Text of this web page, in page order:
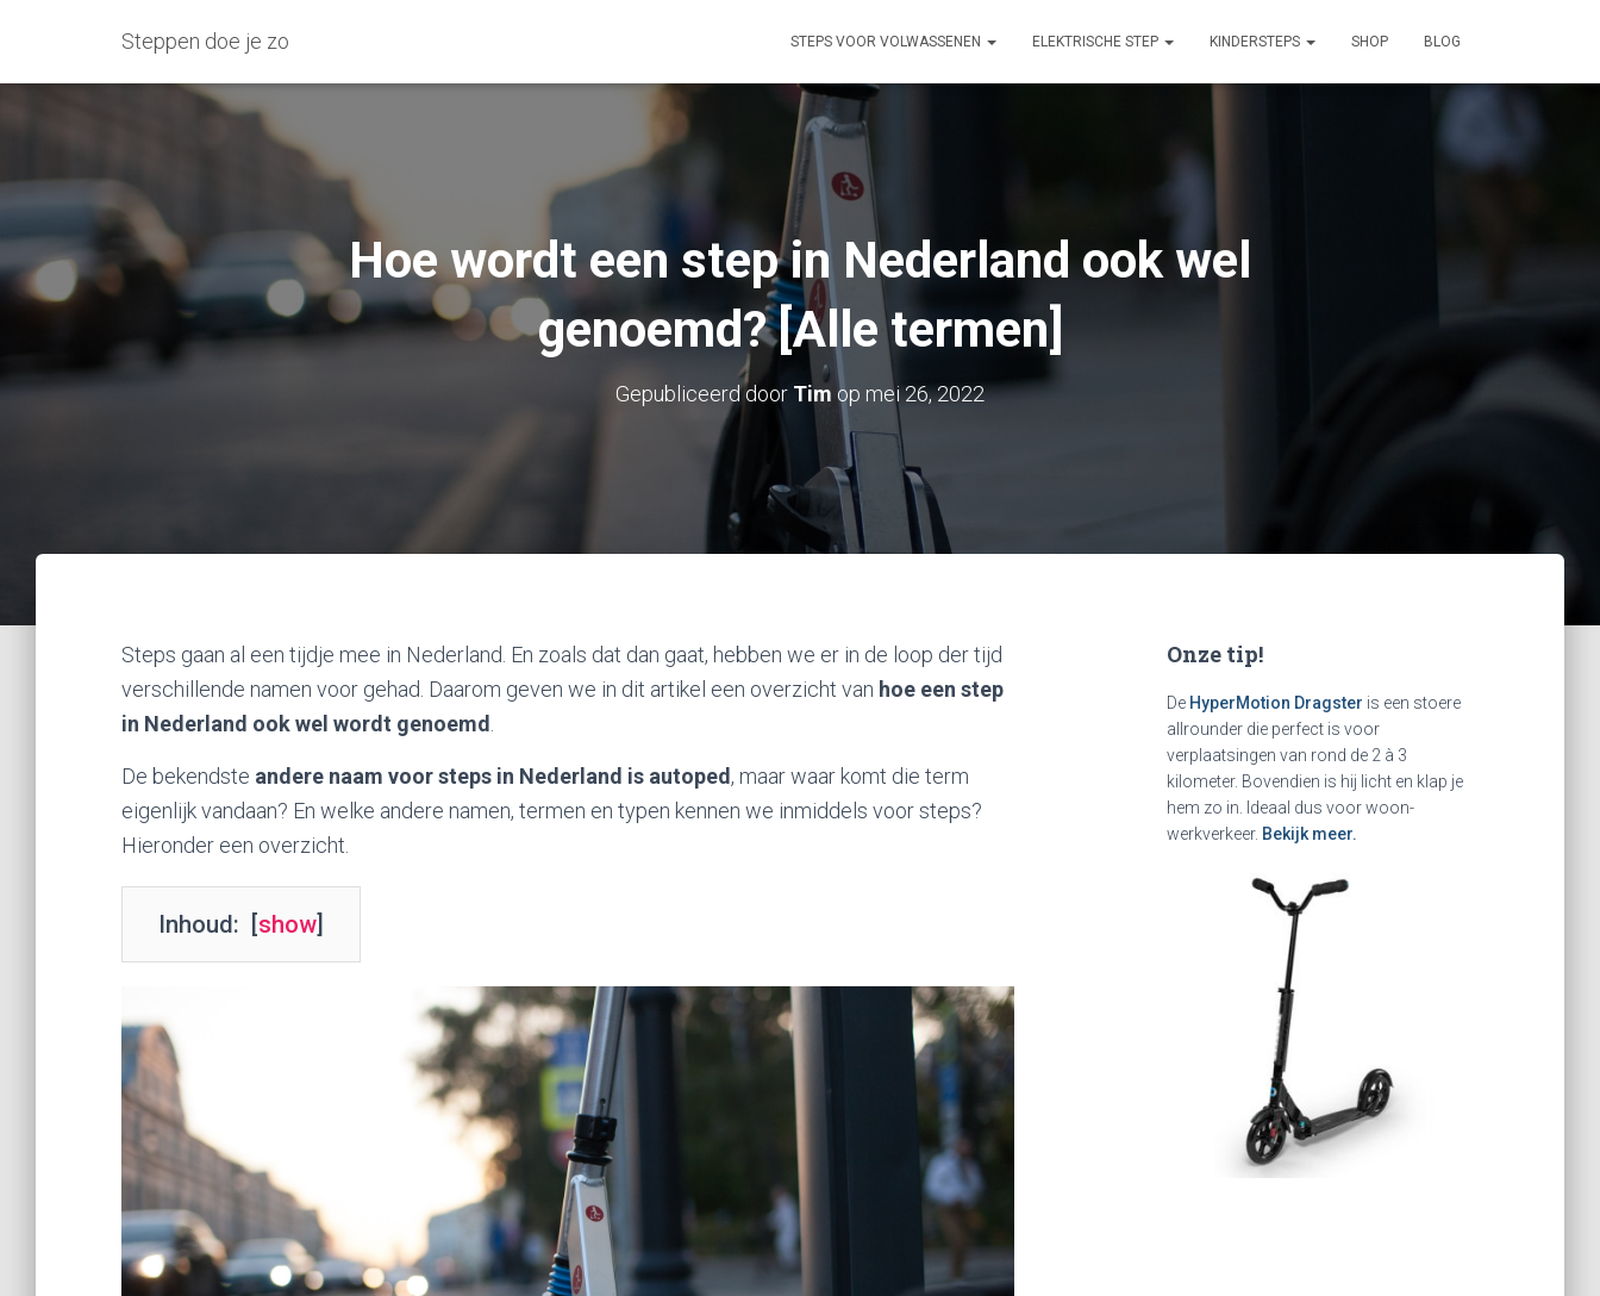
Steppen doe je zo STEPS VOOR VOLWASSENEN ELEKTRISCHE STEP KINDERSTEPS SHOP BLOG
Hoe wordt een step in Nederland ook wel
genoemd? [Alle termen]
Gepubliceerd door Tim op mei 26, 2022
Steps gaan al een tijdje mee in Nederland. En zoals dat dan gaat, hebben we er in de loop der tijd
verschillende namen voor gehad. Daarom geven we in dit artikel een overzicht van hoe een step
in Nederland ook wel wordt genoemd
De bekendste andere naam voor steps in Nederland is autoped , maar waar komt die term
eigenlijk vandaan? En welke andere namen, termen en typen kennen we inmiddels voor steps?
Hieronder een overzicht.
Inhoud: [show]
Onze tip!
De HyperMotion Dragster is een stoere
allrounder die perfect is voor
verplaatsingen van rond de 2 à 3
kilometer. Bovendien is hij licht en klap je
hem zo in. Ideaal dus voor woon-
werkverkeer. Bekijk meer.